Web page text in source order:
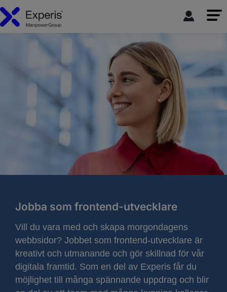
Jobba som frontend-utvecklare
Vill du vara med och skapa morgondagens
webbsidor? Jobbet som frontend-utvecklare är
kreativt och utmanande och gör skillnad för vår
digitala framtid. Som en del av Experis får du
möjlighet till många spännande uppdrag och blir